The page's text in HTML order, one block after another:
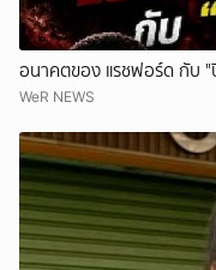
อนาคตของ แรชฟอร์ด กับ "
WeR NEWS